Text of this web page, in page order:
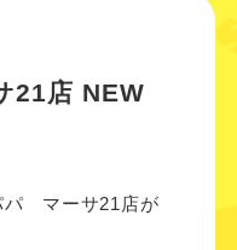
21店 NEW
パ マーサ21店が